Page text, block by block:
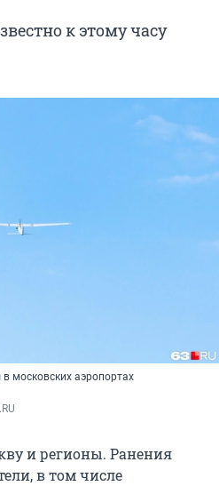
к этому часу
московских аэропортах
и регионы. Ранения
в том числе